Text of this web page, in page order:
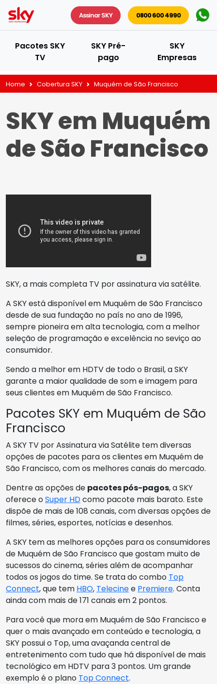
Assinar SKY 0800 600 4990
Pacotes SKY
TV
SKY Pré-
pago
SKY
Empresas
Home Cobertura SKY Muquém de São Francisco
SKY em Muquém
de São Francisco
SKY, a mais completa TV por assinatura via satélite.
A SKY está disponível em Muquém de São Francisco
desde de sua fundação no país no ano de 1996,
sempre pioneira em alta tecnologia, com a melhor
seleção de programação e excelência no seviço ao
consumidor.
Sendo a melhor em HDTV de todo o Brasil, a SKY
garante a maior qualidade de som e imagem para
seus clientes em Muquém de São Francisco.
Pacotes SKY em Muquém de São
Francisco
A SKY TV por Assinatura via Satélite tem diversas
opções de pacotes para os clientes em Muquém de
São Francisco, com os melhores canais do mercado.
Dentre as opções de pacotes pós-pagos, a SKY
oferece oSuper HDcomo pacote mais barato. Este
dispõe de mais de 108 canais, com diversas opções de
filmes, séries, esportes, notícias e desenhos.
A SKY tem as melhores opções para os consumidores
de Muquém de São Francisco que gostam muito de
sucessos do cinema, séries além de acompanhar
todos os jogos do time. Se trata do combo Top
Connect, que tem HBO, Telecinee Premiere. Conta
ainda com mais de 171 canais em 2 pontos.
Para você que mora em Muquém de São Francisco e
quer o mais avançado em conteúdo e tecnologia, a
SKY possui o Top, uma avaçanda central de
entretenimento com tudo que há disponível de mais
tecnológico em HDTV para 3 pontos. Um grande
exemplo é o plano Top Connect.